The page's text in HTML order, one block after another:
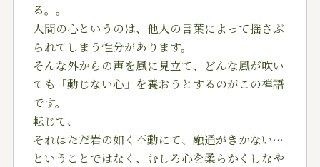
る。。
人間の心というのは、他人の言葉によって揺さぶ
られてしまう性分があります。
そんな外からの声を風に見立て、どんな風が吹い
ても「動じない心」を養おうとするのがこの禅語
です。
転じて、
それはただ岩の如く不動にて、融通がきかない…
ということではなく、むしろ心を柔らかくしなや